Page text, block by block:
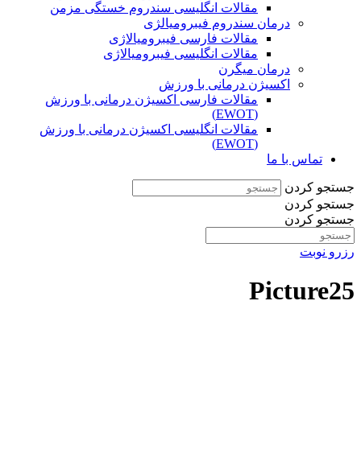
مقالات انگلیسی سندروم خستگی مزمن
درمان سندروم فیبرومیالژی
مقالات فارسی فیبرومیالاژی
مقالات انگلیسی فیبرومیالاژی
درمان میگرن
اکسیژن درمانی با ورزش
مقالات فارسی اکسیژن درمانی با ورزش
(EWOT)
مقالات انگلیسی اکسیژن درمانی با ورزش
(EWOT)
تماس با ما
جستجو کردن
جستجو کردن
جستجو کردن
رزرو نوبت
Picture25